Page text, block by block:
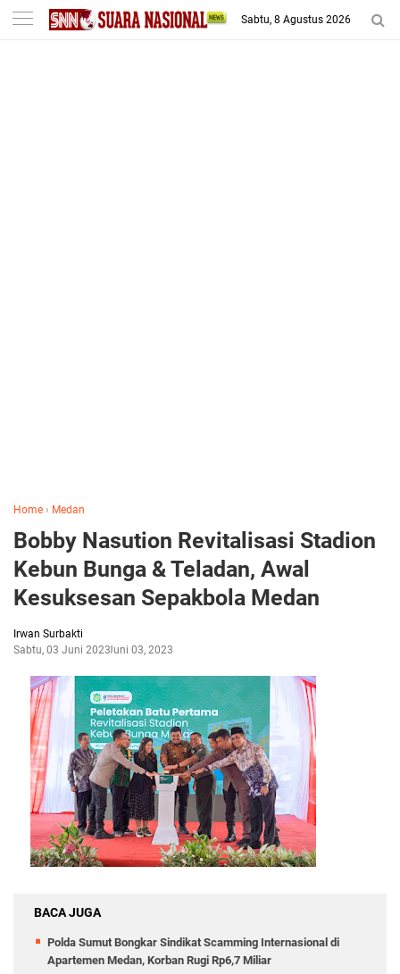
-->
Sabtu, 8 Agustus 2026
Home › Medan
Bobby Nasution Revitalisasi Stadion
Kebun Bunga & Teladan, Awal
Kesuksesan Sepakbola Medan
Irwan Surbakti
Sabtu, 03 Juni 2023Juni 03, 2023
BACA JUGA
Polda Sumut Bongkar Sindikat Scamming Internasional di
Apartemen Medan, Korban Rugi Rp6,7 Miliar